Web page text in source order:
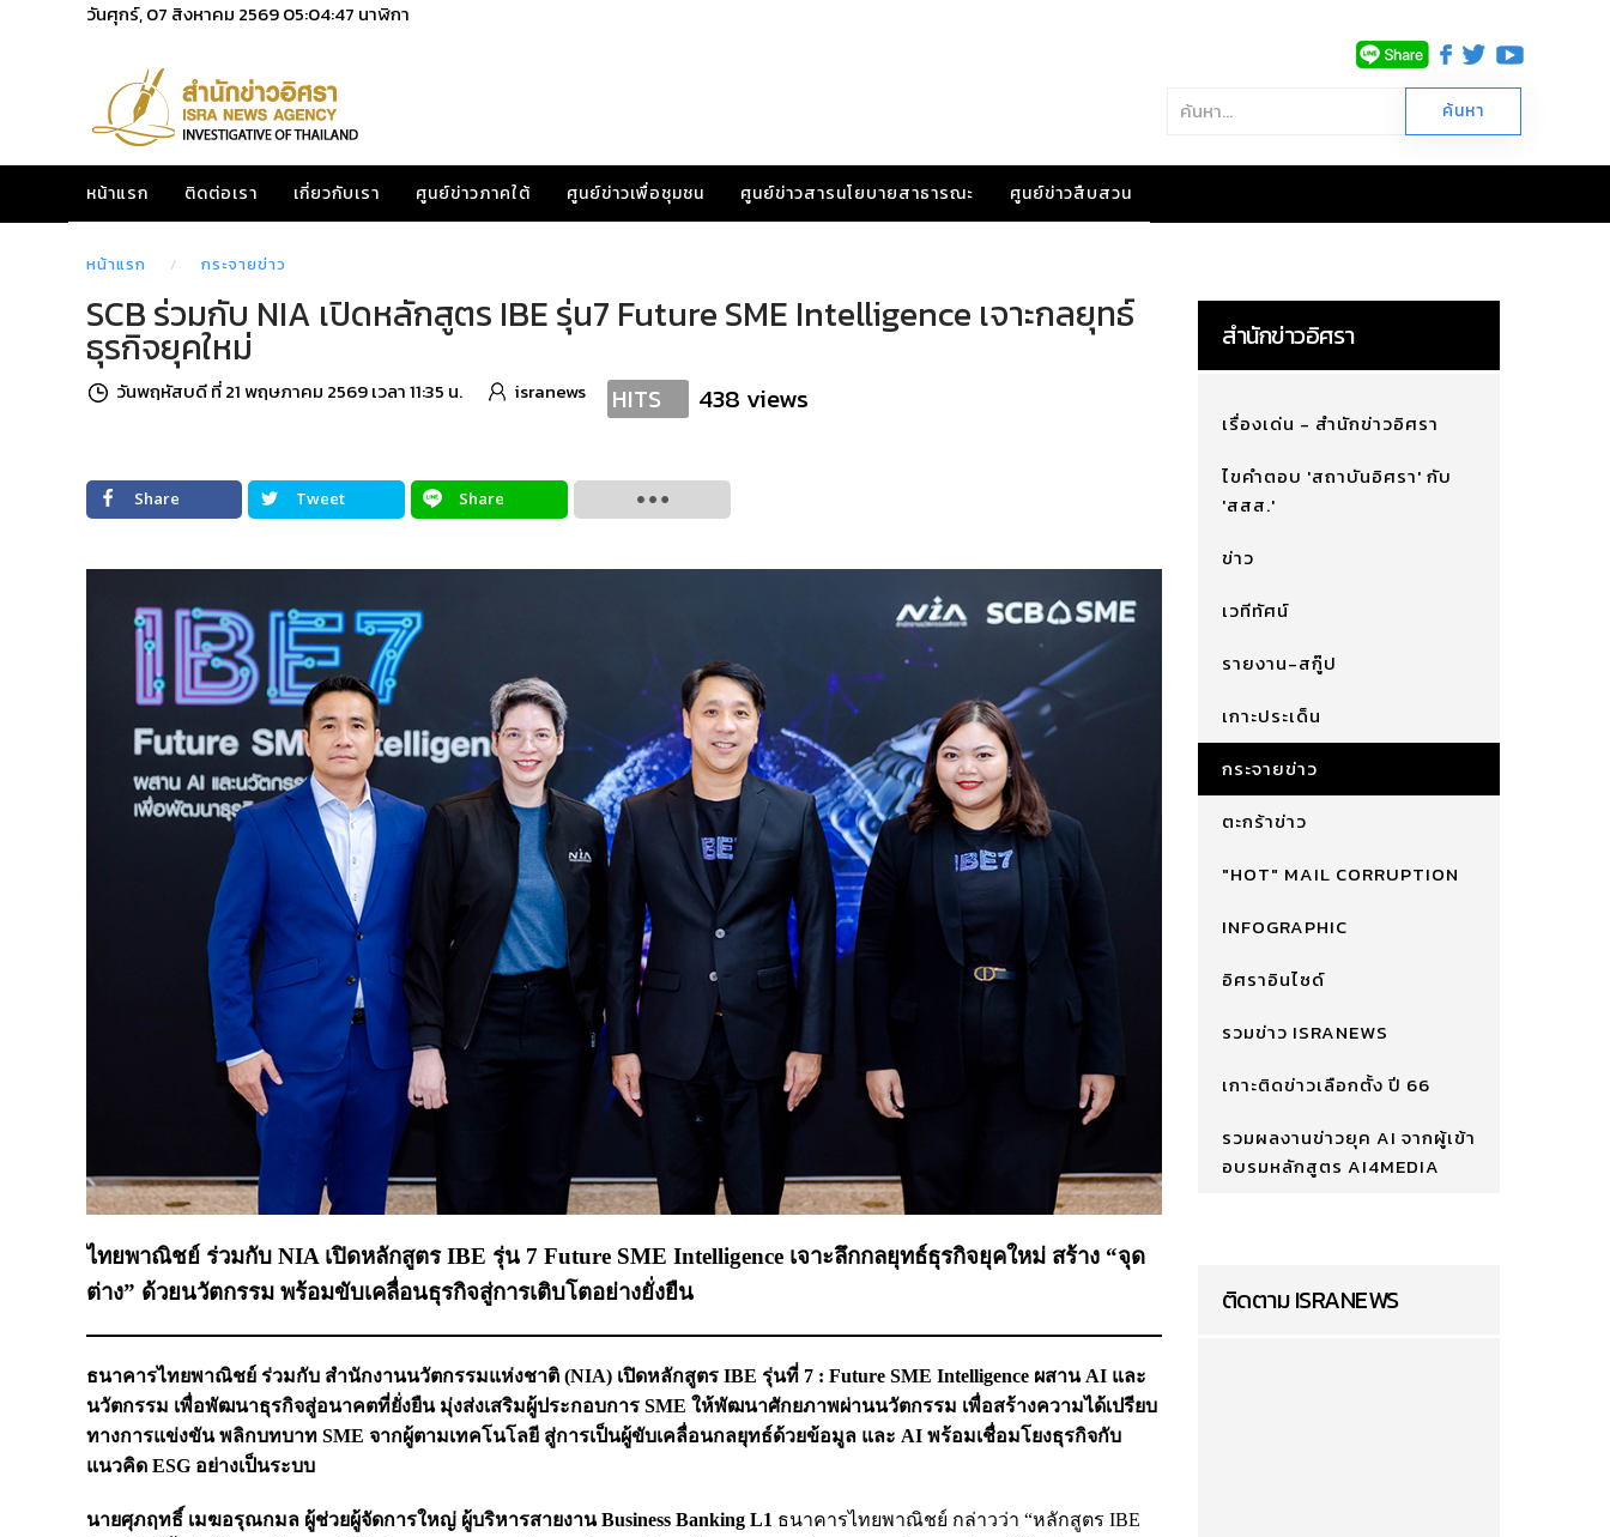
วันศุกร์, 07 สิงหาคม 256905:04:48 นาฬิกา
หน้าแรก ติดต่อเรา เกี่ยวกับเรา ศูนย์ข่าวภาคใต้ ศูนย์ข่าวเพื่อชุมชน ศูนย์ข่าวสารนโยบายสาธารณะ ศูนย์ข่าวสืบสวน
หน้าแรก กระจายข่าว
SCB ร่วมกับ NIA เปิดหลักสูตร IBE รุ่น7 Future SME Intelligence เจาะกลยุทธ์
ธุรกิจยุคใหม่
วันพฤหัสบดี ที่ 21 พฤษภาคม 2569 เวลา 11:35 น. isranews HITS 438 views
Share Tweet Share
ไทยพาณิชย์ ร่วมกับ NIA เปิดหลักสูตร IBE รุ่น 7 Future SME Intelligence เจาะลึกกลยุทธ์ธุรกิจยุคใหม่ สร้าง “จุด
ต่าง” ด้วยนวัตกรรม พร้อมขับเคลื่อนธุรกิจสู่การเติบโตอย่างยั่งยืน
ธนาคารไทยพาณิชย์ ร่วมกับ สำนักงานนวัตกรรมแห่งชาติ (NIA) เปิดหลักสูตร IBE รุ่นที่ 7 : Future SME Intelligence ผสาน AI และ
นวัตกรรม เพื่อพัฒนาธุรกิจสู่อนาคตที่ยั่งยืน มุ่งส่งเสริมผู้ประกอบการ SME ให้พัฒนาศักยภาพผ่านนวัตกรรม เพื่อสร้างความได้เปรียบ
ทางการแข่งขัน พลิกบทบาท SME จากผู้ตามเทคโนโลยี สู่การเป็นผู้ขับเคลื่อนกลยุทธ์ด้วยข้อมูล และ AI พร้อมเชื่อมโยงธุรกิจกับ
แนวคิด ESG อย่างเป็นระบบ
นายศุภฤทธิ์ เมฆอรุณกมล ผู้ช่วยผู้จัดการใหญ่ ผู้บริหารสายงาน Business Banking L1 ธนาคารไทยพาณิชย์ กล่าวว่า “หลักสูตร IBE
สำนักข่าวอิศรา
เรื่องเด่น - สำนักข่าวอิศรา
ไขคำตอบ 'สถาบันอิศรา' กับ
'สสส.'
ข่าว
เวทีทัศน์
รายงาน-สกู๊ป
เกาะประเด็น
กระจายข่าว
ตะกร้าข่าว
"HOT" MAIL CORRUPTION
INFOGRAPHIC
อิศราอินไซด์
รวมข่าว ISRANEWS
เกาะติดข่าวเลือกตั้ง ปี 66
รวมผลงานข่าวยุค AI จากผู้เข้า
อบรมหลักสูตร AI4MEDIA
ติดตาม ISRANEWS